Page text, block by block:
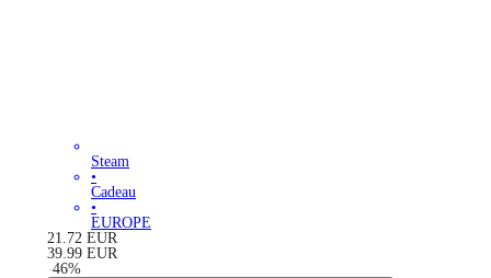
Steam
•
Cadeau
•
EUROPE
21.72 EUR
39.99 EUR
-46%